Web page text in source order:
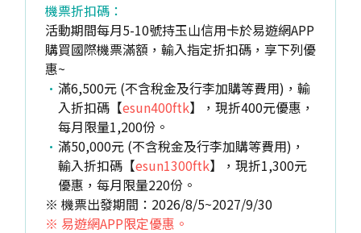
機票折扣碼：
活動期間每月5-10號持玉山信用卡於易遊網APP
購買國際機票滿額，輸入指定折扣碼，享下列優
惠~
滿6,500元 (不含稅金及行李加購等費用)，輸
入折扣碼【esun400ftk】，現折400元優惠，
每月限量1,200份。
滿50,000元 (不含稅金及行李加購等費用)，
輸入折扣碼【esun1300ftk】，現折1,300元
優惠，每月限量220份。
※ 機票出發期間：2026/8/5~2027/9/30
※ 易遊網APP限定優惠。